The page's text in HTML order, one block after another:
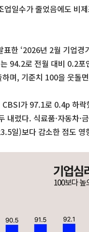
업일수가 줄었음에도 비
표한 ‘2026년 2월 기업
94.2로 전월 대비 0.2
며, 기준치 100을 웃돌
CBSI가 97.1로 0.4p 하
내렸다. 식료품·자동차·
일)보다 감소한 점도 영